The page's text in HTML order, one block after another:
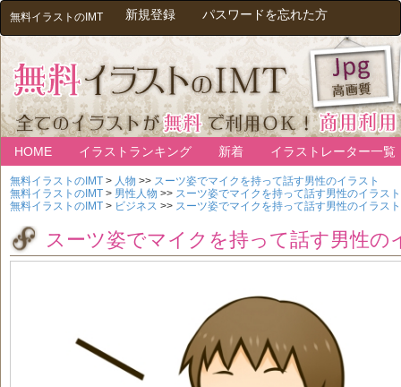
無料イラストのIMT 新規登録 パスワードを忘れた方
HOME イラストランキング 新着 イラストレーター一覧
無料イラストのIMT > 人物 >> スーツ姿でマイクを持って話す男性のイラスト
無料イラストのIMT > 男性人物 >> スーツ姿でマイクを持って話す男性のイラスト
無料イラストのIMT > ビジネス >> スーツ姿でマイクを持って話す男性のイラスト
スーツ姿でマイクを持って話す男性の